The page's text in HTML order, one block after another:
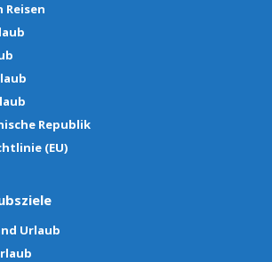
Reisen
Republik
(EU)
Urlaub